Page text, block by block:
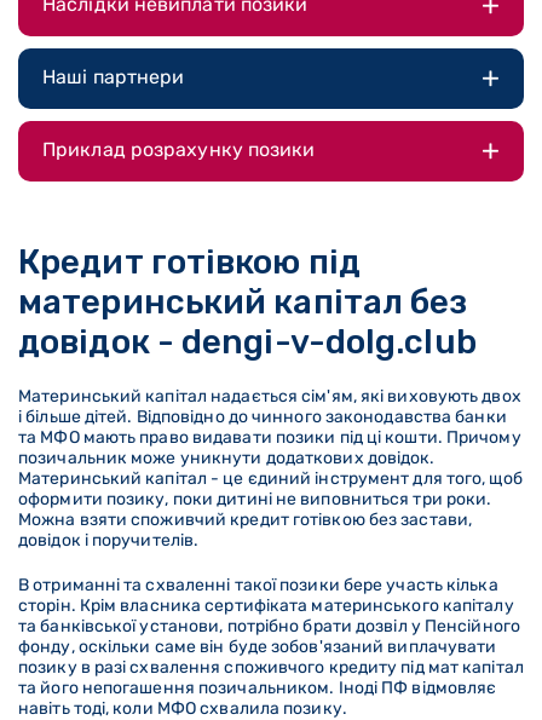
Наші партнери
Приклад розрахунку позики
Кредит готівкою під
материнський капітал без
довідок - dengi-v-dolg.club
Материнський капітал надається сім'ям, які виховують двох
і більше дітей. Відповідно до чинного законодавства банки
та МФО мають право видавати позики під ці кошти. Причому
позичальник може уникнути додаткових довідок.
Материнський капітал - це єдиний інструмент для того, щоб
оформити позику, поки дитині не виповниться три роки.
Можна взяти споживчий кредит готівкою без застави,
довідок і поручителів.
В отриманні та схваленні такої позики бере участь кілька
сторін. Крім власника сертифіката материнського капіталу
та банківської установи, потрібно брати дозвіл у Пенсійного
фонду, оскільки саме він буде зобов'язаний виплачувати
позику в разі схвалення споживчого кредиту під мат капітал
та його непогашення позичальником. Іноді ПФ відмовляє
навіть тоді, коли МФО схвалила позику.